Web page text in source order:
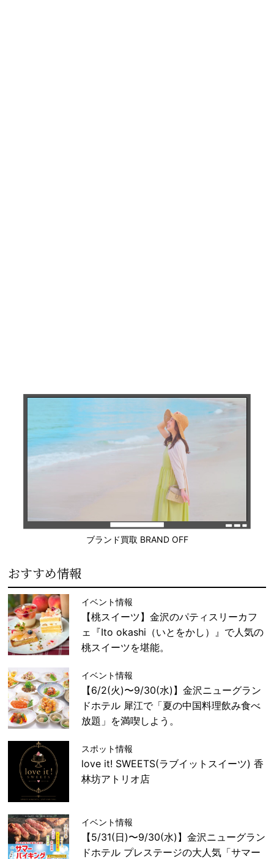
ブランド買取 BRAND OFF
おすすめ情報
イベント情報
【桃スイーツ】金沢のパティスリーカフ
ェ『Ito okashi（いとをかし）』で人気の
桃スイーツを堪能。
イベント情報
【6/2(火)〜9/30(水)】金沢ニューグラン
ドホテル 犀江で「夏の中国料理飲み食べ
放題」を満喫しよう。
スポット情報
love it! SWEETS(ラブイットスイーツ) 香
林坊アトリオ店
イベント情報
【5/31(日)〜9/30(水)】金沢ニューグラン
ドホテル プレステージの大人気「サマー